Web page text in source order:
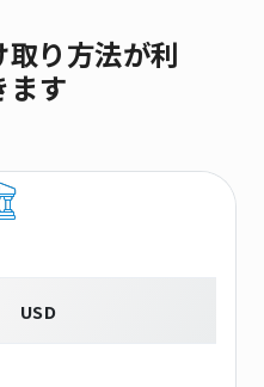
り方法が利
ます
USD